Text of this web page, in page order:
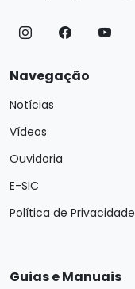
Navegação
Notícias
Vídeos
Ouvidoria
E-SIC
Política de Privacidade
Guias e Manuais